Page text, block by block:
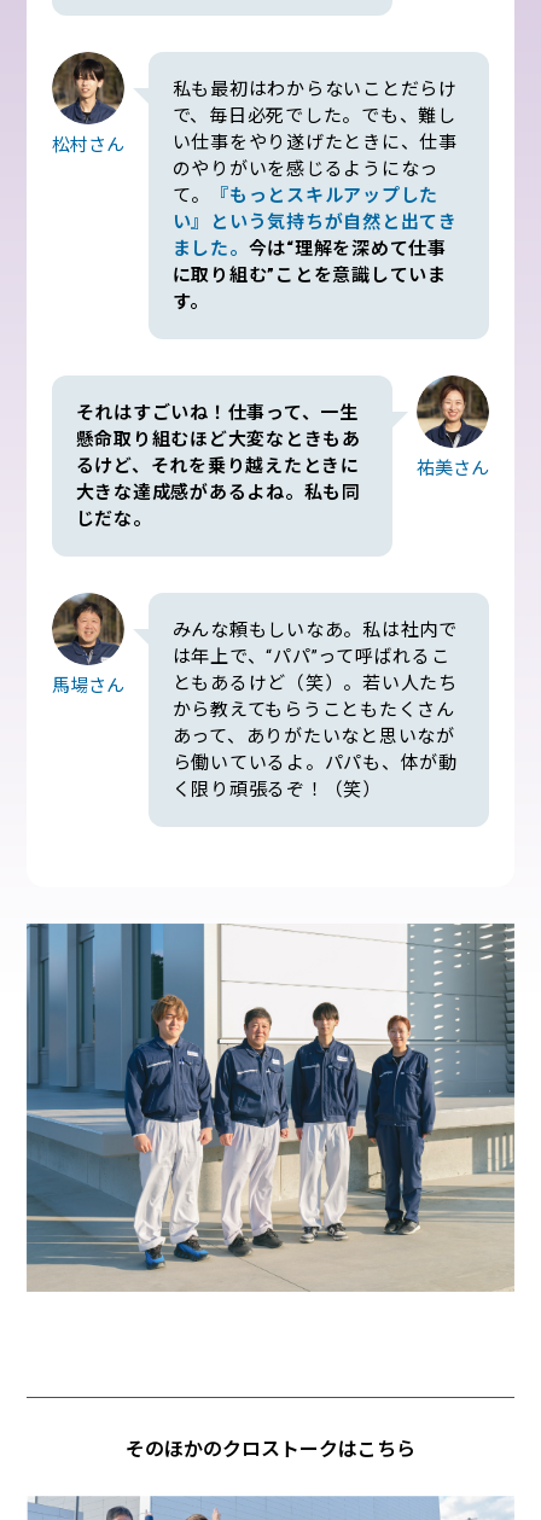
松村さん
私も最初はわからないことだらけ
で、毎日必死でした。でも、難し
い仕事をやり遂げたときに、仕事
のやりがいを感じるようになっ
て。
『もっとスキルアップした
い』という気持ちが自然と出てき
ました。 今は“理解を深めて仕事
に取り組む”ことを意識していま
す。
それはすごいね！仕事って、 一生
懸命取り組むほど大変なときもあ
るけど、それを乗り越えたときに
大きな達成感があるよね。 私も同
じだな。
祐美さん
馬場さん
みんな頼もしいなあ。私は社内で
は年上で、“パパ”って呼ばれるこ
ともあるけど（笑）。若い人たち
から教えてもらうこともたくさん
あって、ありがたいなと思いなが
ら働いているよ。パパも、体が動
く限り頑張るぞ！（笑）
そのほかのクロストークはこちら